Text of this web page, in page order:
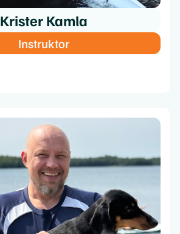
Krister Kamla
Instruktor